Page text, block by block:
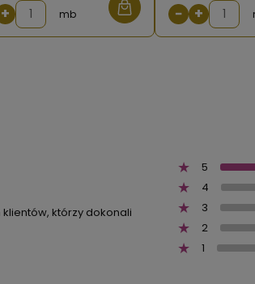
+ mb − +
którzy dokonali
5
4
3
2
1